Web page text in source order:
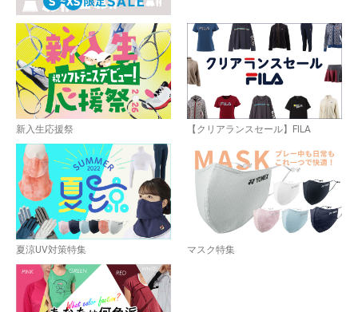
新入生応援祭 【クリアランスセール】FILA
夏涼UV対策特集 マスク特集